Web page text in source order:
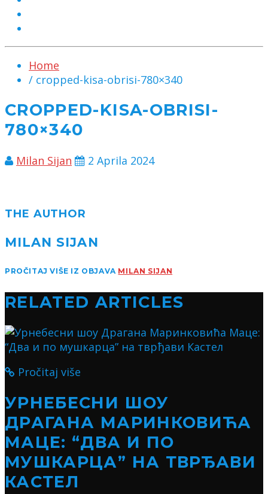
Home
/ cropped-kisa-obrisi-780×340
CROPPED-KISA-OBRISI-
780×340
Milan Sijan 2 Aprila 2024
THE AUTHOR
MILAN SIJAN
PROČITAJ VIŠE IZ OBJAVA MILAN SIJAN
RELATED ARTICLES
Pročitaj više
УРНЕБЕСНИ ШОУ
ДРАГАНА МАРИНКОВИЋА
МАЦЕ: “ДВА И ПО
МУШКАРЦА” НА ТВРЂАВИ
КАСТЕЛ